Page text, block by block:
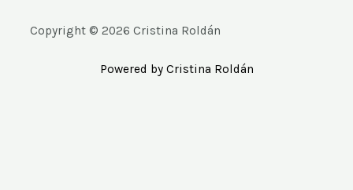
Copyright © 2026 Cristina Roldán
Powered by Cristina Roldán